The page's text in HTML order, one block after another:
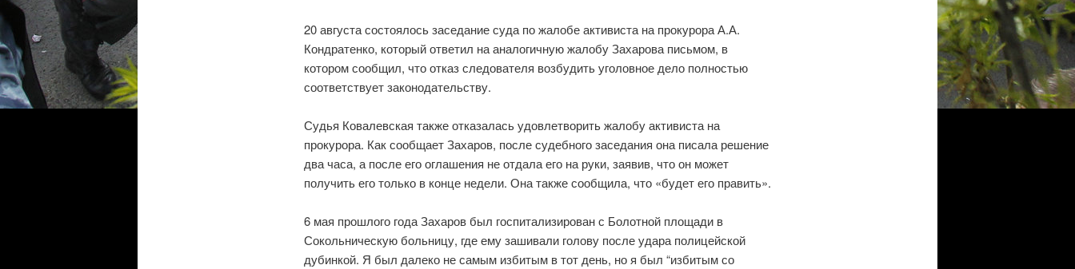
20 августа состоялось заседание суда по жалобе активиста на прокурора А.А.
Кондратенко, который ответил на аналогичную жалобу Захарова письмом, в
котором сообщил, что отказ следователя возбудить уголовное дело полностью
соответствует законодательству.
Судья Ковалевская также отказалась удовлетворить жалобу активиста на
прокурора. Как сообщает Захаров, после судебного заседания она писала решение
два часа, а после его оглашения не отдала его на руки, заявив, что он может
получить его только в конце недели. Она также сообщила, что «будет его править».
6 мая прошлого года Захаров был госпитализирован с Болотной площади в
Сокольническую больницу, где ему зашивали голову после удара полицейской
дубинкой. Я был далеко не самым избитым в тот день, но я был “избитым со